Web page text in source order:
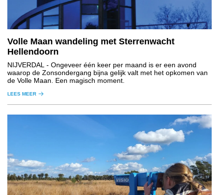
Volle Maan wandeling met Sterrenwacht
Hellendoorn
NIJVERDAL - Ongeveer één keer per maand is er een avond
waarop de Zonsondergang bijna gelijk valt met het opkomen van
de Volle Maan. Een magisch moment.
LEES MEER